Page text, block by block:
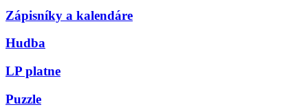
Zápisníky a kalendáre
Hudba
LP platne
Puzzle